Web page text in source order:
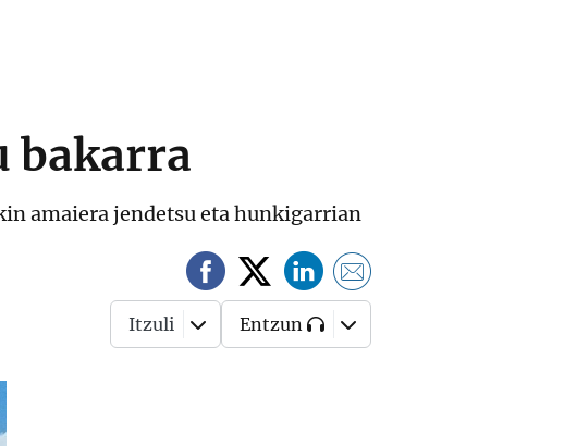
bakarra
amaiera jendetsu eta hunkigarrian
Itzuli Entzun